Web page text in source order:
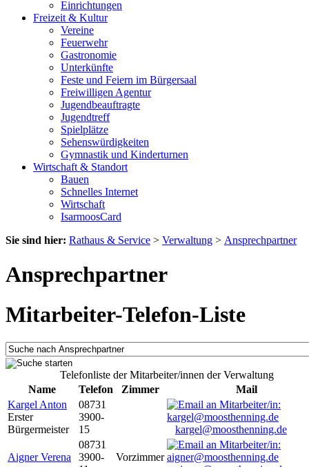
Einrichtungen
Freizeit & Kultur
Vereine
Feuerwehr
Gastronomie
Unterkünfte
Feste und Feiern im Bürgersaal
Freiwilligen Agentur
Jugendbeauftragte
Jugendtreff
Spielplätze
Sehenswürdigkeiten
Gymnastik und Kinderturnen
Wirtschaft & Standort
Bauen
Schnelles Internet
Wirtschaft
IsarmoosCard
Sie sind hier: Rathaus & Service > Verwaltung > Ansprechpartner
Ansprechpartner
Mitarbeiter-Telefon-Liste
Telefonliste der Mitarbeiter/innen der Verwaltung
Name
Telefon Zimmer
Mail
Kargel Anton
Erster
Bürgermeister
08731
3900-
15
kargel@moosthenning.de
Aigner Verena
08731
3900-
Vorzimmer